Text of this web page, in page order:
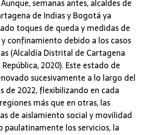
semanas antes, alcaldes de
de Indias y Bogotá ya
toques de queda y medidas de
confinamiento debido a los casos
(Alcaldía Distrital de Cartagena
2020). Este estado de
sucesivamente a lo largo del
de 2022, flexibilizando en cada
más que en otras, las
de aislamiento social y movilidad
paulatinamente los servicios, la